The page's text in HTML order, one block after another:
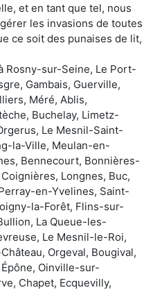
et en tant que tel, nous
les invasions de toutes
ce soit des punaises de lit,
Rosny-sur-Seine, Le Port-
Gambais, Guerville,
Méré, Ablis,
Buchelay, Limetz-
Le Mesnil-Saint-
la-Ville, Meulan-en-
Bennecourt, Bonnières-
Longnes, Buc,
en-Yvelines, Saint-
la-Forêt, Flins-sur-
La Queue-les-
Le Mesnil-le-Roi,
Orgeval, Bougival,
Oinville-sur-
Chapet, Ecquevilly,